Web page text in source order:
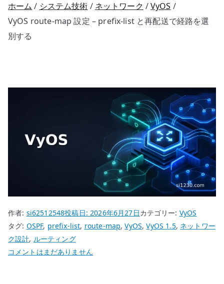
ホーム システム技術 ネットワーク
VyOS
VyOS route-map 設定 – prefix-list と再配送で経路を選
別する
作者: si62512548投稿日:2026年6月27日カテゴリー: VyOS
タグ: OSPF, prefix-list, route-map,VyOS,VyOS 1.5, ネットワー
ク設計, ルーティング
VyOS
コメントはまだありません